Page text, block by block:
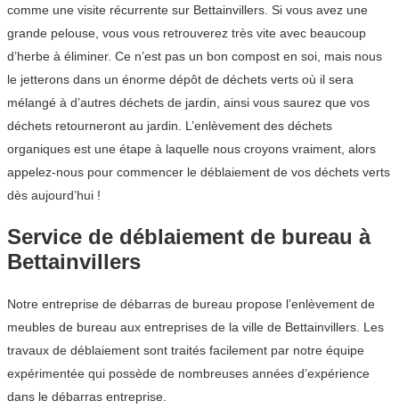
comme une visite récurrente sur Bettainvillers. Si vous avez une
grande pelouse, vous vous retrouverez très vite avec beaucoup
d’herbe à éliminer. Ce n’est pas un bon compost en soi, mais nous
le jetterons dans un énorme dépôt de déchets verts où il sera
mélangé à d’autres déchets de jardin, ainsi vous saurez que vos
déchets retourneront au jardin. L’enlèvement des déchets
organiques est une étape à laquelle nous croyons vraiment, alors
appelez-nous pour commencer le déblaiement de vos déchets verts
dès aujourd’hui !
Service de déblaiement de bureau à
Bettainvillers
Notre entreprise de débarras de bureau propose l’enlèvement de
meubles de bureau aux entreprises de la ville de Bettainvillers. Les
travaux de déblaiement sont traités facilement par notre équipe
expérimentée qui possède de nombreuses années d’expérience
dans le débarras entreprise.